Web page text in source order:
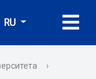
RU
›